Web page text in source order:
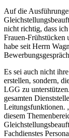
Auf die
nicht richtig, dass
Frauen-Frühstücken
habe seit Herrn
Es sei auch nicht
erstellen, sondern,
LGG zu
gesamten
Leitungsfunktionen.
diesem
Fachdienstes